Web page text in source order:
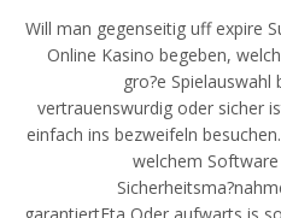
Will man gegenseitig uff expire
Online Kasino begeben,
gro?e
vertrauenswurdig oder sicher
einfach ins bezweifeln
welchem